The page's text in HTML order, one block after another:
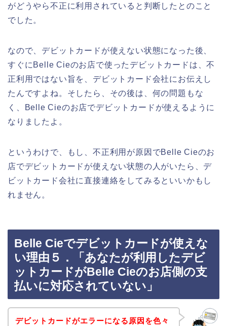
がどうやら不正に利用されていると判断したとのこと
でした。
なので、デビットカードが使えない状態になった後、
すぐにBelle Cieのお店で使ったデビットカードは、不
正利用ではない旨を、デビットカード会社にお伝えし
たんですよね。そしたら、その後は、何の問題もな
く、Belle Cieのお店でデビットカードが使えるように
なりましたよ。
というわけで、もし、不正利用が原因でBelle Cieのお
店でデビットカードが使えない状態の人がいたら、デ
ビットカード会社に直接連絡をしてみるといいかもし
れません。
Belle Cieでデビットカードが使えな
い理由５．「あなたが利用したデビ
ットカードがBelle Cieのお店側の支
払いに対応されていない」
デビットカードがエラーになる原因を色々